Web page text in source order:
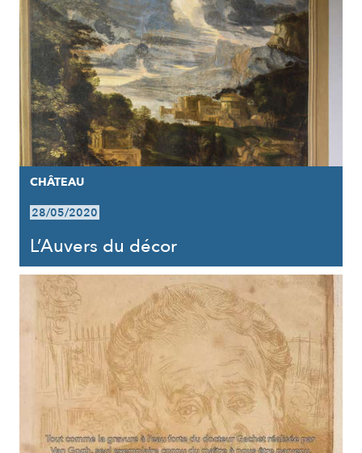
CHÂTEAU
28/05/2020
L’Auvers du décor